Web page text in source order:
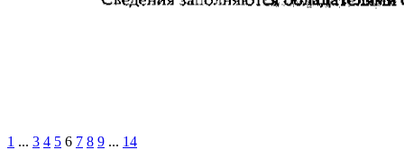
1 ... 3 4 5 6 7 8 9 ... 14